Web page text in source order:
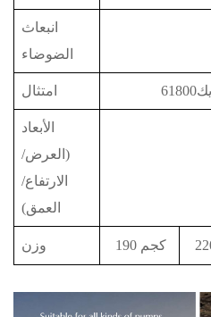
انبعاث
الضوضاء
امتثال
الأبعاد
(العرض/
الارتفاع/
العمق)
وزن 190 كجم